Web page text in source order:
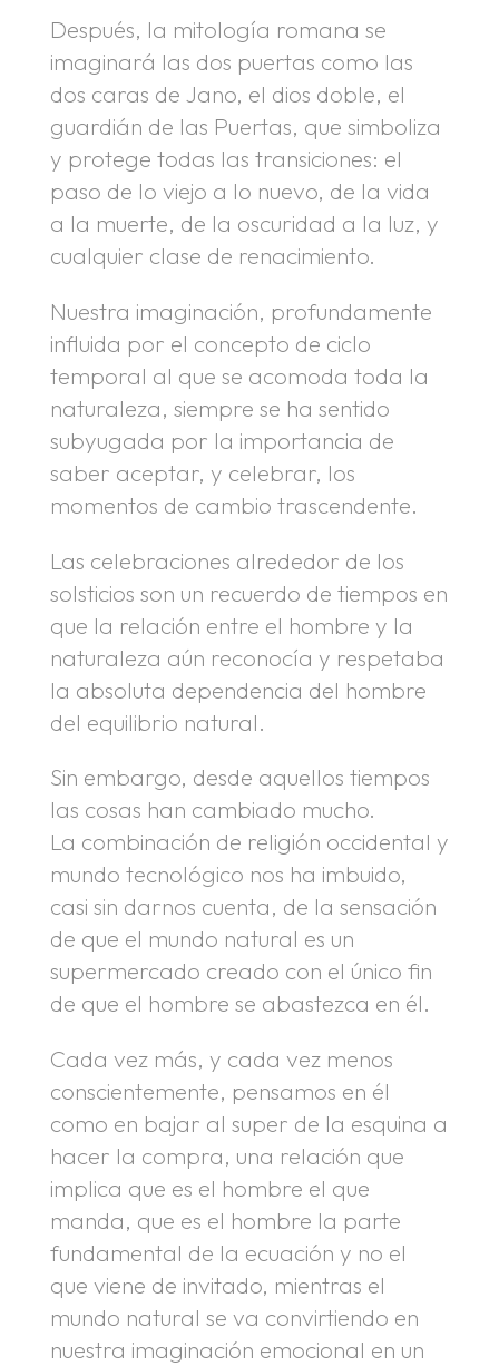
Después, la mitología romana se
imaginará las dos puertas como las
dos caras de Jano, el dios doble, el
guardián de las Puertas, que simboliza
y protege todas las transiciones: el
paso de lo viejo a lo nuevo, de la vida
a la muerte, de la oscuridad a la luz, y
cualquier clase de renacimiento.
Nuestra imaginación, profundamente
influida por el concepto de ciclo
temporal al que se acomoda toda la
naturaleza, siempre se ha sentido
subyugada por la importancia de
saber aceptar, y celebrar, los
momentos de cambio trascendente.
Las celebraciones alrededor de los
solsticios son un recuerdo de tiempos en
que la relación entre el hombre y la
naturaleza aún reconocía y respetaba
la absoluta dependencia del hombre
del equilibrio natural.
Sin embargo, desde aquellos tiempos
las cosas han cambiado mucho.
La combinación de religión occidental y
mundo tecnológico nos ha imbuido,
casi sin darnos cuenta, de la sensación
de que el mundo natural es un
supermercado creado con el único fin
de que el hombre se abastezca en él.
Cada vez más, y cada vez menos
conscientemente, pensamos en él
como en bajar al super de la esquina a
hacer la compra, una relación que
implica que es el hombre el que
manda, que es el hombre la parte
fundamental de la ecuación y no el
que viene de invitado, mientras el
mundo natural se va convirtiendo en
nuestra imaginación emocional en un